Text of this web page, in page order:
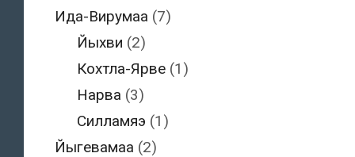
Ида-Вирумаа (7)
Йыхви (2)
Кохтла-Ярве (1)
Нарва (3)
Силламяэ (1)
Йыгевамаа (2)